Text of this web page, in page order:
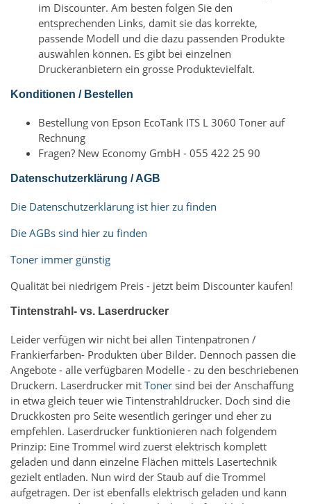
im Discounter. Am besten folgen Sie den
entsprechenden Links, damit sie das korrekte,
passende Modell und die dazu passenden Produkte
auswählen können. Es gibt bei einzelnen
Druckeranbietern ein grosse Produktevielfalt.
Konditionen / Bestellen
Bestellung von Epson EcoTank ITS L 3060 Toner auf
Rechnung
Fragen? New Economy GmbH - 055 422 25 90
Datenschutzerklärung / AGB
Die Datenschutzerklärung ist hier zu finden
Die AGBs sind hier zu finden
Toner immer günstig
Qualität bei niedrigem Preis - jetzt beim Discounter kaufen!
Tintenstrahl- vs. Laserdrucker
Leider verfügen wir nicht bei allen Tintenpatronen /
Frankierfarben- Produkten über Bilder. Dennoch passen die
Angebote - alle verfügbaren Modelle - zu den beschriebenen
Druckern. Laserdrucker mit Toner sind bei der Anschaffung
in etwa gleich teuer wie Tintenstrahldrucker. Doch sind die
Druckkosten pro Seite wesentlich geringer und eher zu
empfehlen. Laserdrucker funktionieren nach folgendem
Prinzip: Eine Trommel wird zuerst elektrisch komplett
geladen und dann einzelne Flächen mittels Lasertechnik
gezielt entladen. Nun wird der Staub auf die Trommel
aufgetragen. Der ist ebenfalls elektrisch geladen und kann